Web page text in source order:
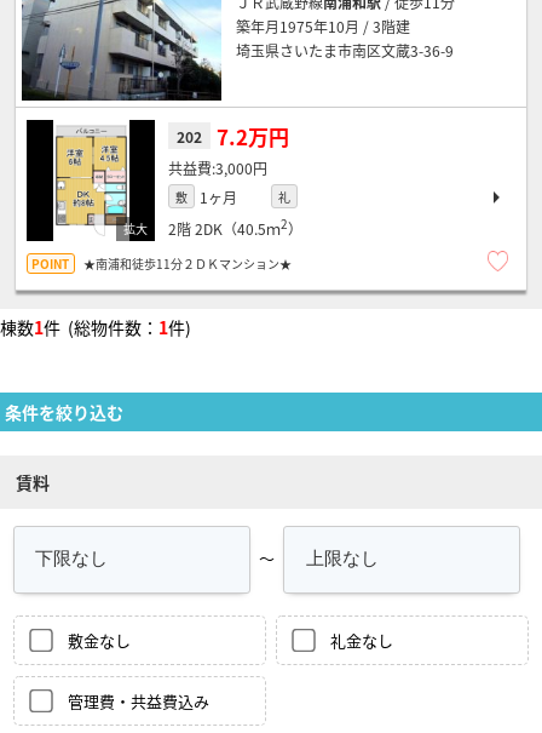
築年月1975年10月 / 3階建
埼玉県さいたま市南区文蔵3-36-9
202 7.2万円
3,000円
敷 1ヶ月 礼
2階2DK（40.5ｍ2）
★南浦和徒歩11分２ＤＫマンション★
棟数1件 (総物件数： 1件)
条件を絞り込む
賃料
～
敷金なし 礼金なし
管理費・共益費込み